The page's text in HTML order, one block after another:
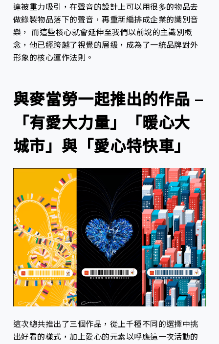
達被重力吸引，在聲音的設計上可以用很多的物品去
做錄製物品落下的聲音，再重新編排成企業的識別音
樂， 而這些核心就會延伸至我們以前說的主識別概
念，他已經跨越了視覺的層級，成為了一統品牌對外
形象的核心運作法則。
與麥當勞一起推出的作品 –
「有愛大力量」「暖心大
城市」與「愛心特快車」
這次總共推出了三個作品，從上千種不同的選擇中挑
出好看的樣式，加上愛心的元素以呼應這一次活動的